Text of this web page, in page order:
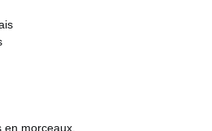
morceaux.